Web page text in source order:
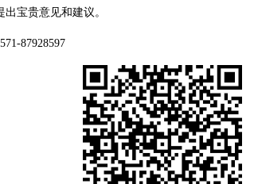
宝贵意见和建议。
87928597